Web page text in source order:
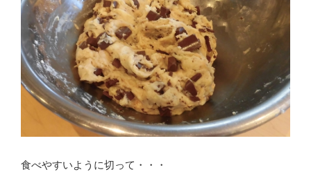
食べやすいように切って・・・